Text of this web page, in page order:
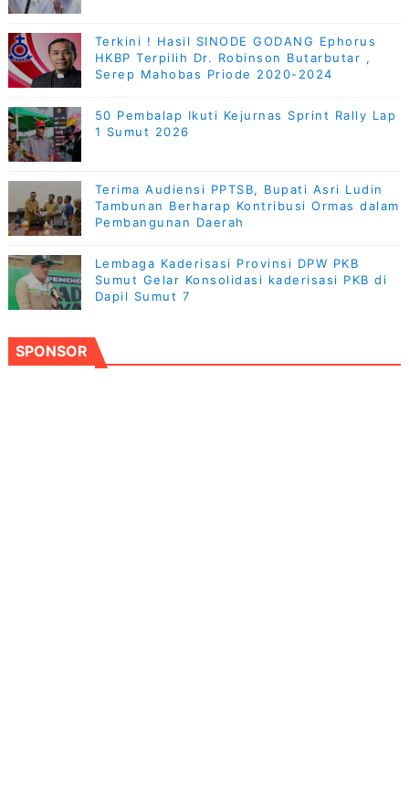
Terkini ! Hasil SINODE GODANG Ephorus
HKBP Terpilih Dr. Robinson Butarbutar ,
Serep Mahobas Priode 2020-2024
50 Pembalap Ikuti Kejurnas Sprint Rally Lap
1 Sumut 2026
Terima Audiensi PPTSB, Bupati Asri Ludin
Tambunan Berharap Kontribusi Ormas dalam
Pembangunan Daerah
Lembaga Kaderisasi Provinsi DPW PKB
Sumut Gelar Konsolidasi kaderisasi PKB di
Dapil Sumut 7
SPONSOR